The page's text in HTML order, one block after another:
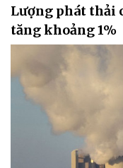
Lượng phát thải
tăng khoảng 1%